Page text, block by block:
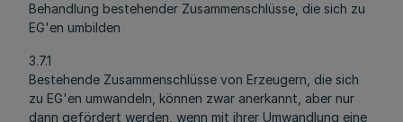
Behandlung bestehender Zusammenschlüsse, die sich zu
EG'en umbilden
3.7.1
Bestehende Zusammenschlüsse von Erzeugern, die sich
zu EG'en umwandeln, können zwar anerkannt, aber nur
dann gefördert werden, wenn mit ihrer Umwandlung eine